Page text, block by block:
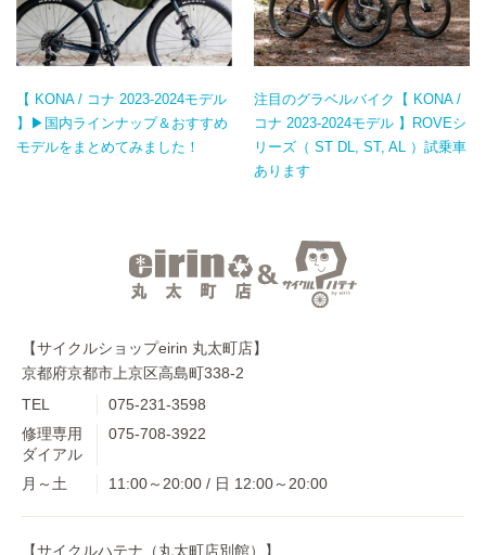
【 KONA / コナ 2023-2024モデル
】▶国内ラインナップ＆おすすめ
モデルをまとめてみました！
注目のグラベルバイク【 KONA /
コナ 2023-2024モデル 】ROVEシ
リーズ（ ST DL, ST, AL ）試乗車
あります
【サイクルショップeirin 丸太町店】
京都府京都市上京区高島町338-2
TEL
075-231-3598
修理専用
ダイアル
075-708-3922
月～土 11:00～20:00 / 日 12:00～20:00
【サイクルハテナ（丸太町店別館）】